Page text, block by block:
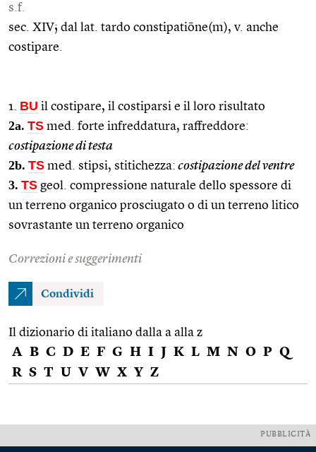
s.f.
sec. XIV; dal lat. tardo constipatiōne(m), v. anche
costipare.
1. BU il costipare, il costiparsi e il loro risultato
2a. TS med. forte infreddatura, raffreddore:
costipazione di testa
2b. TS med. stipsi, stitichezza: costipazione del ventre
3. TS geol. compressione naturale dello spessore di
un terreno organico prosciugato o di un terreno litico
sovrastante un terreno organico
Correzioni e suggerimenti
Condividi
Il dizionario di italiano dalla a alla z
A B C D E F G H I J K L M N O P Q
R S T U V W X Y Z
PUBBLICITÀ